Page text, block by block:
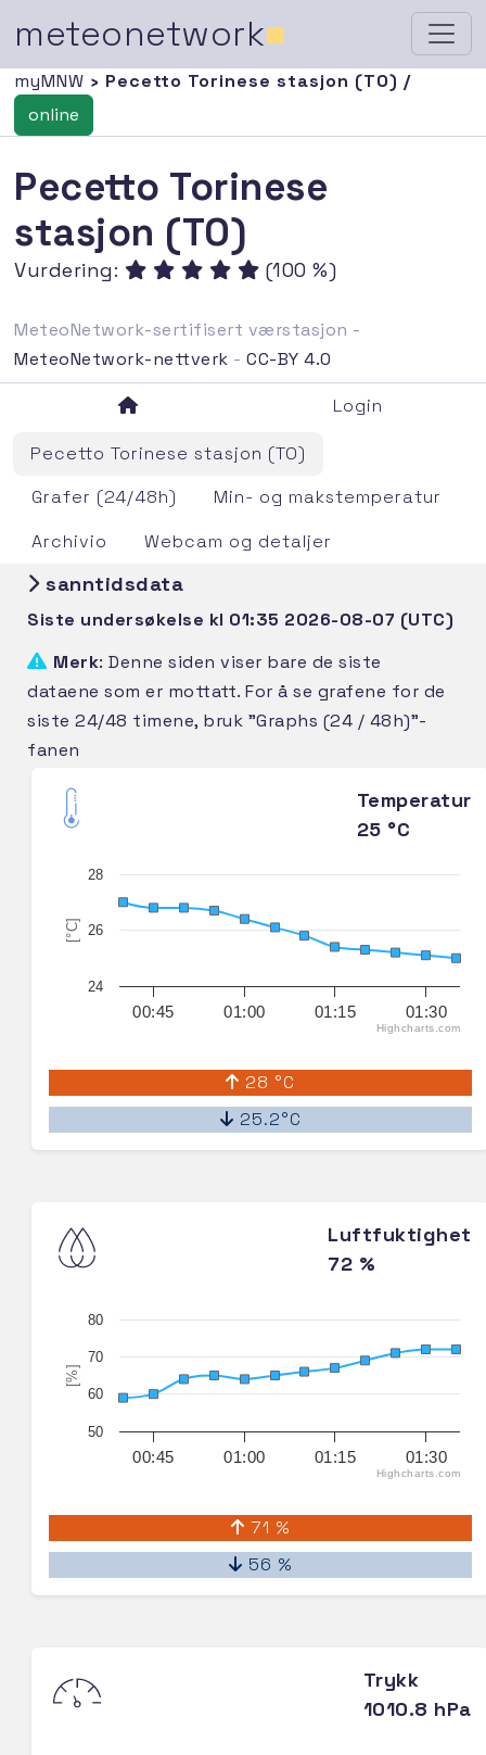
meteonetwork■
myMNW › Pecetto Torinese stasjon (TO) /
online
Pecetto Torinese
stasjon (TO)
Vurdering: (100 %)
MeteoNetwork-sertifisert værstasjon -
MeteoNetwork-nettverk -CC-BY 4.0
Login
Pecetto Torinese stasjon (TO)
Grafer (24/48h)
Min- og makstemperatur
Archivio
Webcam og detaljer
sanntidsdata
Siste undersøkelse kl 01:35 2026-08-07 (UTC)
Merk: Denne siden viser bare de siste
dataene som er mottatt. For å se grafene for de
siste 24/48 timene, bruk "Graphs (24 / 48h)"-
fanen
Temperatur
25 °C
[°C]
00:45 01:00 01:15 01:30
24
26
28
Highcharts.com
28 °C
25.2°C
Luftfuktighet
72 %
[%]
00:45 01:00 01:15 01:30
50
60
70
80
Highcharts.com
71 %
56 %
Trykk
1010.8 hPa